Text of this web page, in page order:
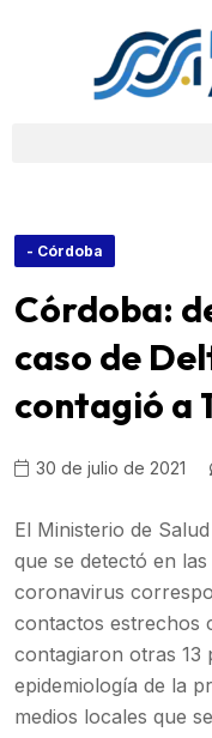
- Córdoba
Córdoba:
caso de
contagió a
30 de julio de 2021
El Ministerio de
que se detectó en
coronavirus
contactos estrechos
contagiaron otras 13
epidemiología de la
medios locales que